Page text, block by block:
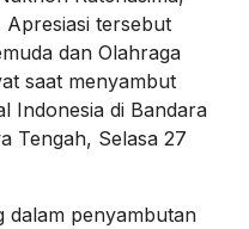
Apresiasi tersebut
dan Olahraga
saat menyambut
Indonesia di Bandara
Tengah, Selasa 27
dalam penyambutan